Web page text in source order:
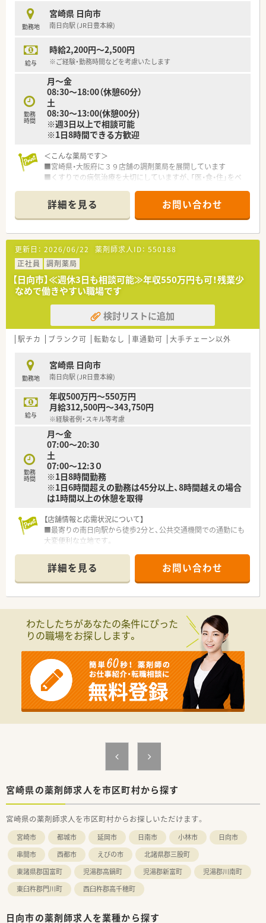
■電子薬歴にはEMシステムを、調剤機器にはユヤマ製を導入し
ており、効率的な業務遂行が可能です。
■お子様や保護者の方への丁寧な服薬指導や、不安を取り除くよ
【こんな方が活躍中】
両立しながら生き生きと活躍しています。
■若手からベテランまで幅広い年代が在籍し、それぞれの経験を
活かして協力し合いながら働いています。
■調剤未経験からスタートした社員も多く、充実した研修制度を
活用して第一線で活躍している職場です。
勤務地
宮崎県 日向市
南日向駅 (JR日豊本線)
給与
時給2,200円～2,500円
※ご経験・勤務時間などを考慮いたします
勤務
時間
月～金
08:30～18:00（休憩60分）
土
08:30～13:00(休憩00分)
※週3日以上で相談可能
※1日8時間できる方歓迎
＜こんな薬局です＞
■宮崎県・大阪府に３９店舗の調剤薬局を展開しています
■くすりでの病気治療を大切にしていますが、「医・食・住」をベ
組みを行っている薬局です。
■社内にウォーキングイベントや健康フェアを実施して地域の
健康増進に取り組む健康フェア実行委員会や病気の根本的原因
の１つが食にあると考え、
その食の基本となる「食材」の質から見直し、病気を治すために
必要な本物の食材を世の中に、広く提供することを目的とした農
業推進委員会など6つの委員会がございます。
■特に宮崎県内ではでは随一のネットワークを持っており、処方
箋の応需先は広域病院を始め、内科・胃腸科・循環器科・小児科等
多科目に渡っており幅広い知識をバランスよく身に付けること
が可能となっております。
＜研修制度＞
■新入社員に対して社会人・医療人としての接遇マナー及び薬剤
■専門性にとらわれず広く知識を学び倫理性も身に着けること
で物事の本質を見抜ける人の育成を目指した社員育成ゼミを開
催。
ゼミの形式としては、自由に本を紹介し意見を出しあう形や、指
定のテーマに沿って意見を出し合う形式をとっています。
■店舗ごとでメーカーの勉強会開催、常に新しい知識の習得がで
きます。
詳細を見る お問い合わせ
更新日： 2026/06/22 薬剤師求人ID： 550188
正社員
調剤薬局
【日向市】≪週休3日も相談可能≫年収550万円も可！残業少
なめで働きやすい職場です
検討リストに追加
駅チカ ブランク可 転勤なし 車通勤可 大手チェーン以外
勤務地
宮崎県 日向市
南日向駅 (JR日豊本線)
給与
年収500万円～550万円
月給312,500円～343,750円
※経験者例・スキル等考慮
勤務
時間
月～金
07:00～20:30
土
07:00～12:3０
※1日8時間勤務
※1日6時間超えの勤務は45分以上、8時間越えの場合
は1時間以上の休憩を取得
【店舗情報と応需状況について】
■最寄りの南日向駅から徒歩2分と、公共交通機関での通勤にも
大変便利な立地です。
ることができます。
■処方箋は一日30枚前後で、患者様一人ひとりに時間をかけて
対応する薬局です。
■今回は欠員補充のため、地域に根差し、患者様と丁寧に向き合
える方を募集します。
■産婦人科領域に特化しているため、この分野の知識を深めたい
■患者様とのコミュニケーションを大切にし、親身に相談に乗れ
る方を求めています。
【求人情報について】
■ご自身の生活に合わせて、年収との調整で週休3日の働き方を
選択することも可能です。
■ご経験やスキルを十分に考慮し、年収550万円の提示も可能な
■賞与は年間で計4ヶ月分の支給実績があり、頑張りがしっかり
と評価される環境です。
詳細を見る お問い合わせ
わたしたちがあなたの条件にぴった
りの職場をお探しします。
宮崎県の薬剤師求人を市区町村から探す
宮崎県の薬剤師求人を市区町村からお探しいただけます。
宮崎市 都城市 延岡市 日南市 小林市
日向市
串間市
西都市 えびの市
北諸県郡三股町
東諸県郡国富町
児湯郡高鍋町 児湯郡新富町
児湯郡川南町
東臼杵郡門川町
西臼杵郡高千穂町
日向市の薬剤師求人を業種から探す